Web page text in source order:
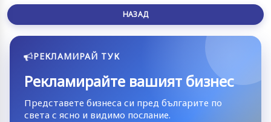
НАЗАД
РЕКЛАМИРАЙ ТУК
Рекламирайте вашият бизнес
Представете бизнеса си пред българите по
света с ясно и видимо послание.